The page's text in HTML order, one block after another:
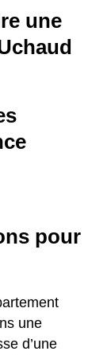
une
pour
une
d’une